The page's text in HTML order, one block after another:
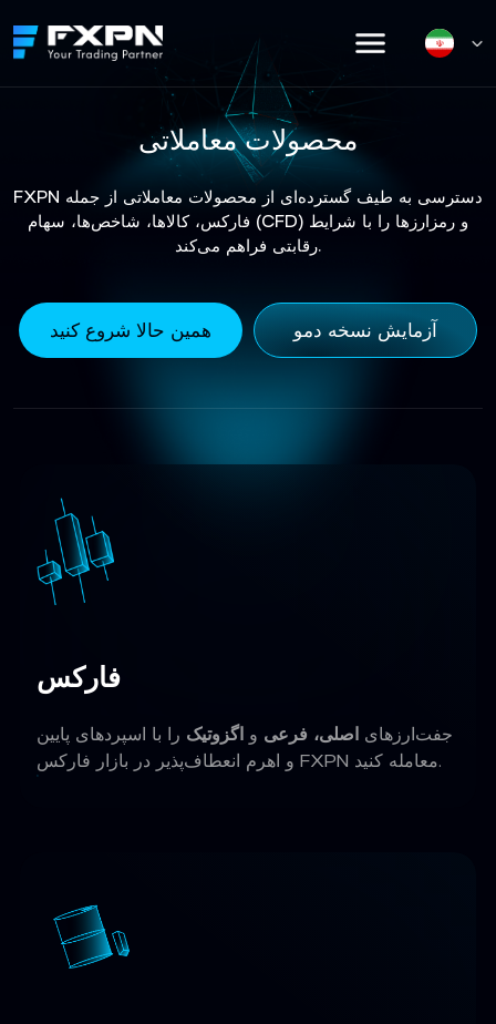
to
content
محصولات معاملاتی
FXPN دسترسی به طیف گسترده‌ای از محصولات معاملاتی از جمله
فارکس، کالاها، شاخص‌ها، سهام (CFD) و رمزارزها را با شرایط
رقابتی فراهم می‌کند.
همین حالا شروع کنید آزمایش نسخه دمو
فارکس
جفت‌ارزهای اصلی، فرعی و اگزوتیک را با اسپردهای پایین
و اهرم انعطاف‌پذیر در بازار فارکس FXPN معامله کنید.